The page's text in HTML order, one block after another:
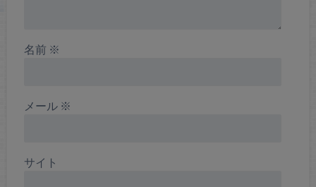
名前 ※
メール ※
サイト